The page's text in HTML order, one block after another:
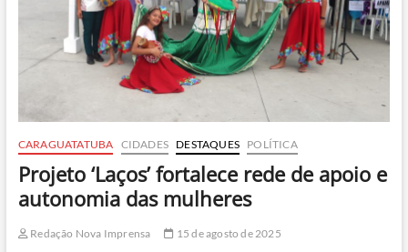
CARAGUATATUBA CIDADES DESTAQUES POLÍTICA
Projeto ‘Laços’ fortalece rede de apoio e
autonomia das mulheres
Redação Nova Imprensa
15 de agosto de 2025